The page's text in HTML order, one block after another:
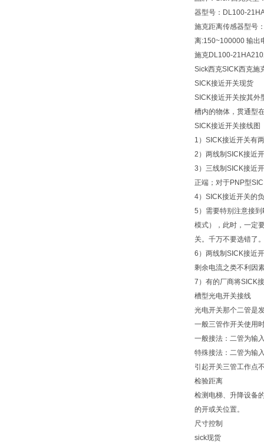
器型号：DL100-
施克距离传感器型号
离:150~100000 输出
施克DL100-
Sick西克SICK西克施
SICK接近开关现货
SICK接近开关按其外
槽内的物体，贯通型
SICK接近开关接线图
1）SICK接近开关有
2）两线制SICK接近
3）三线制SICK接近
正端；对于PNP型
4）SICK接近开关的
5）需要特别注意接
模式），此时，一定
关。千万不要选错了
6）两线制SICK接近
剩余电流之类不利因
7）有的厂商将SICK
槽型光电开关接线
光电开关那个二管是
一般三管作开关使用
一般接法：二管为输
特殊接法：二管为输
引起开关三管工作点
检验距离
检测电梯、升降设备
的开或关位置。
尺寸控制
sick现货